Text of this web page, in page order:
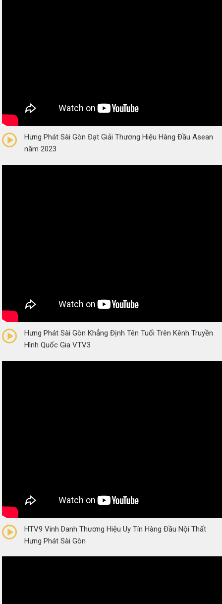
(0 Reviews)
Hưng Phát Sài Gòn Đạt Giải Thương Hiệu Hàng Đầu Asean
năm 2023
(0 Reviews)
Hưng Phát Sài Gòn Khẳng Định Tên Tuổi Trên Kênh Truyền
Hình Quốc Gia VTV3
(0 Reviews)
HTV9 Vinh Danh Thương Hiệu Uy Tín Hàng Đầu Nội Thất
Hưng Phát Sài Gòn